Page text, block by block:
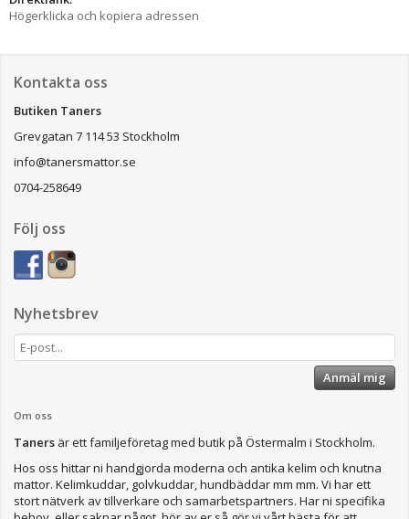
Högerklicka och kopiera adressen
Kontakta oss
Butiken Taners
Grevgatan 7 114 53 Stockholm
info@tanersmattor.se
0704-258649
Följ oss
Nyhetsbrev
Anmäl mig
Om oss
Taners är ett familjeföretag med butik på Östermalm i Stockholm.
Hos oss hittar ni handgjorda moderna och antika kelim och knutna
mattor. Kelimkuddar, golvkuddar, hundbäddar mm mm. Vi har ett
stort nätverk av tillverkare och samarbetspartners. Har ni specifika